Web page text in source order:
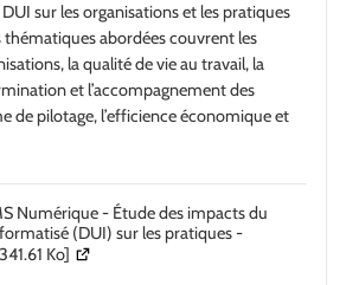
sur les organisations et les pratiques
thématiques abordées couvrent les
la qualité de vie au travail, la
et l’accompagnement des
de pilotage, l’efficience économique et
Numérique - Étude des impacts du
(DUI) sur les pratiques -
Ko](Ouverture dans une nouvelle fenêtre)